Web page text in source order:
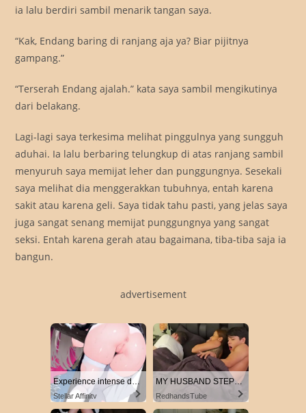
ia lalu berdiri sambil menarik tangan saya.
“Kak, Endang baring di ranjang aja ya? Biar pijitnya
gampang.”
“Terserah Endang ajalah.” kata saya sambil mengikutinya
dari belakang.
Lagi-lagi saya terkesima melihat pinggulnya yang sungguh
aduhai. Ia lalu berbaring telungkup di atas ranjang sambil
menyuruh saya memijat leher dan punggungnya. Sesekali
saya melihat dia menggerakkan tubuhnya, entah karena
sakit atau karena geli. Saya tidak tahu pasti, yang jelas saya
juga sangat senang memijat punggungnya yang sangat
seksi. Entah karena gerah atau bagaimana, tiba-tiba saja ia
bangun.
advertisement
Experience intense desire for girls anytime, anywhere.
Stellar Affinity
MY HUSBAND STEPSON MISTAKENLY GIVES ME IN THE ASS
RedhandsTube